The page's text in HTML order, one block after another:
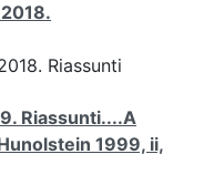
Riassunti
Riassunti....A
1999, ii,